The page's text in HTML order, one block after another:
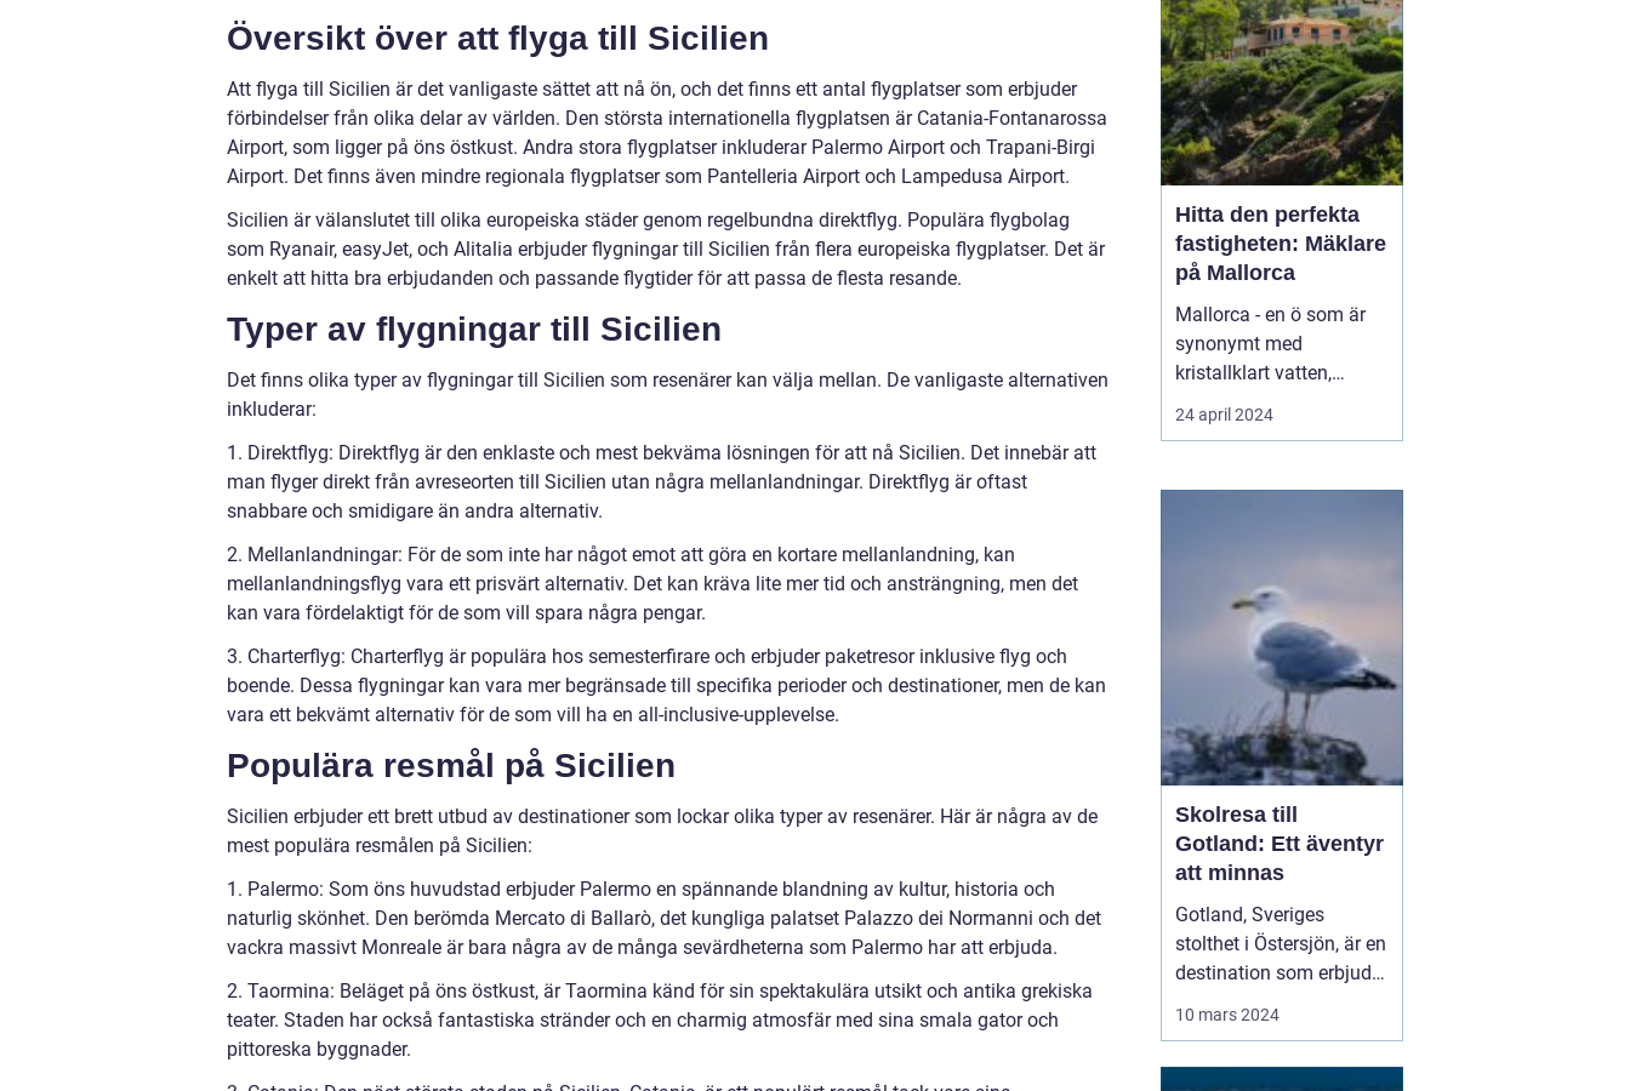
Översikt över att flyga till Sicilien
Att flyga till Sicilien är det vanligaste sättet att nå ön, och det finns ett antal flygplatser som erbjuder
förbindelser från olika delar av världen. Den största internationella flygplatsen är Catania-Fontanarossa
Airport, som ligger på öns östkust. Andra stora flygplatser inkluderar Palermo Airport och Trapani-Birgi
Airport. Det finns även mindre regionala flygplatser som Pantelleria Airport och Lampedusa Airport.
Sicilien är välanslutet till olika europeiska städer genom regelbundna direktflyg. Populära flygbolag
som Ryanair, easyJet, och Alitalia erbjuder flygningar till Sicilien från flera europeiska flygplatser. Det är
enkelt att hitta bra erbjudanden och passande flygtider för att passa de flesta resande.
Typer av flygningar till Sicilien
Det finns olika typer av flygningar till Sicilien som resenärer kan välja mellan. De vanligaste alternativen
inkluderar:
1. Direktflyg: Direktflyg är den enklaste och mest bekväma lösningen för att nå Sicilien. Det innebär att
man flyger direkt från avreseorten till Sicilien utan några mellanlandningar. Direktflyg är oftast
snabbare och smidigare än andra alternativ.
2. Mellanlandningar: För de som inte har något emot att göra en kortare mellanlandning, kan
mellanlandningsflyg vara ett prisvärt alternativ. Det kan kräva lite mer tid och ansträngning, men det
kan vara fördelaktigt för de som vill spara några pengar.
3. Charterflyg: Charterflyg är populära hos semesterfirare och erbjuder paketresor inklusive flyg och
boende. Dessa flygningar kan vara mer begränsade till specifika perioder och destinationer, men de kan
vara ett bekvämt alternativ för de som vill ha en all-inclusive-upplevelse.
Populära resmål på Sicilien
Sicilien erbjuder ett brett utbud av destinationer som lockar olika typer av resenärer. Här är några av de
mest populära resmålen på Sicilien:
1. Palermo: Som öns huvudstad erbjuder Palermo en spännande blandning av kultur, historia och
naturlig skönhet. Den berömda Mercato di Ballarò, det kungliga palatset Palazzo dei Normanni och det
vackra massivt Monreale är bara några av de många sevärdheterna som Palermo har att erbjuda.
2. Taormina: Beläget på öns östkust, är Taormina känd för sin spektakulära utsikt och antika grekiska
teater. Staden har också fantastiska stränder och en charmig atmosfär med sina smala gator och
pittoreska byggnader.
Hitta den perfekta
fastigheten: Mäklare
på Mallorca
Mallorca - en ö som är
synonymt med
kristallklart vatten,
varma solstrålar,
maleriska
nattliv. Denna spanska ö
24 april 2024
Skolresa till
Gotland: Ett äventyr
att minnas
Gotland, Sveriges
stolthet i Östersjön, är en
destination som erbjuder
10 mars 2024